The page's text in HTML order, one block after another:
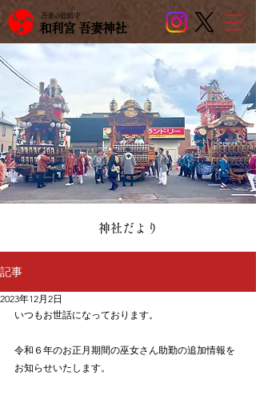
和利宮 吾妻神社
吾妻の総鎮守
​神社だより
記事
2023年12月2日
いつもお世話になっております。
令和６年のお正月期間の巫女さん助勤の追加情報を
お知らせいたします。